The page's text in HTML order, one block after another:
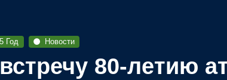
Год Новости
80-летию